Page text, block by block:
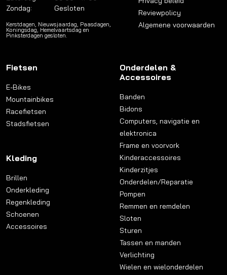
Zondag:
Gesloten
Kerstdagen, Nieuwsjaardag, Paasdagen,
Koningsdag, Hemelvaartsdag en
Pinksterdagen gesloten.
Reviewpolicy
Algemene voorwaarden
Fietsen
E-Bikes
Mountainbikes
Racefietsen
Stadsfietsen
Kleding
Brillen
Onderkleding
Regenkleding
Schoenen
Accessoires
Onderdelen &
Accessoires
Banden
Bidons
Computers, navigatie en
elektronica
Frame en voorvork
Kinderaccessoires
Kinderzitjes
Onderdelen/Reparatie
Pompen
Remmen en remdelen
Sloten
Sturen
Tassen en manden
Verlichting
Wielen en wielonderdelen